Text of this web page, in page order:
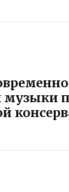
музыки